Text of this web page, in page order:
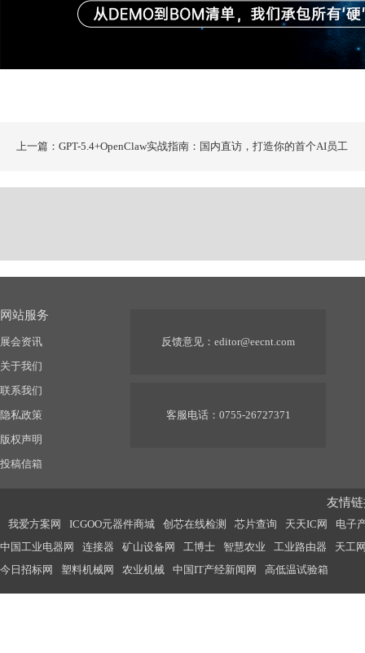
上一篇：GPT-5.4+OpenClaw实战指南：国内直访，打造你的首个AI员工
网站服务
展会资讯
关于我们
联系我们
隐私政策
版权声明
投稿信箱
反馈意见： editor@eecnt.com
客服电话：0755-26727371
友情
我爱方案网 ICGOO元器件商城 创芯在线检测 芯片查询 天天IC网
电子
中国工业电器网
连接器 矿山设备网 工博士 智慧农业 工业路由器
天工
今日招标网
塑料机械网 农业机械 中国IT产经新闻网 高低温试验箱